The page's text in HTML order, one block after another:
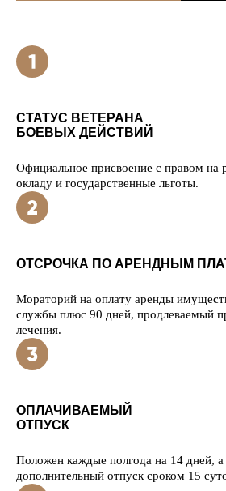
СТАТУС ВЕТЕРАНА
БОЕВЫХ ДЕЙСТВИЙ
Официальное присвоение с правом на
окладу и государственные льготы.
ОТСРОЧКА ПО АРЕНДНЫМ
Мораторий на оплату аренды
службы плюс 90 дней, продлеваемый
лечения.
ОПЛАЧИВАЕМЫЙ
ОТПУСК
Положен каждые полгода на 14 дней,
дополнительный отпуск сроком 15